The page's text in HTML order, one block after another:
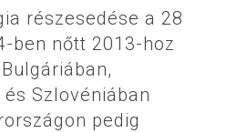
részesedése a 28
ben nőtt 2013-hoz
Szlovéniában
pedig